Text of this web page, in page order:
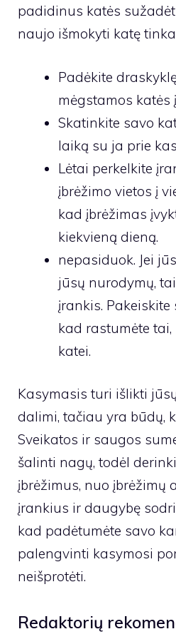
padidinus katės
naujo išmokyti katę
Padėkite
mėgstamos katės
Skatinkite savo
laiką su ja prie
Lėtai perkelkite
įbrėžimo vietos į
kad įbrėžimas
kiekvieną dieną.
nepasiduok. Jei
jūsų nurodymų,
įrankis.
kad rastumėte
katei.
Kasymasis turi išlikti
dalimi, tačiau yra būdų,
Sveikatos ir saugos
šalinti nagų, todėl
įbrėžimus, nuo įbrėžimų
įrankius ir daugybę
kad padėtumėte savo
palengvinti kasymosi
neišprotėti.
Redaktorių